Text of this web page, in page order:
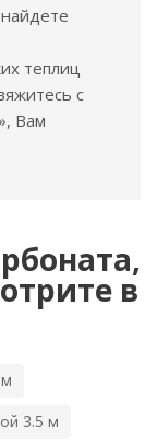
теплиц
с
Вам
в
3.5 м